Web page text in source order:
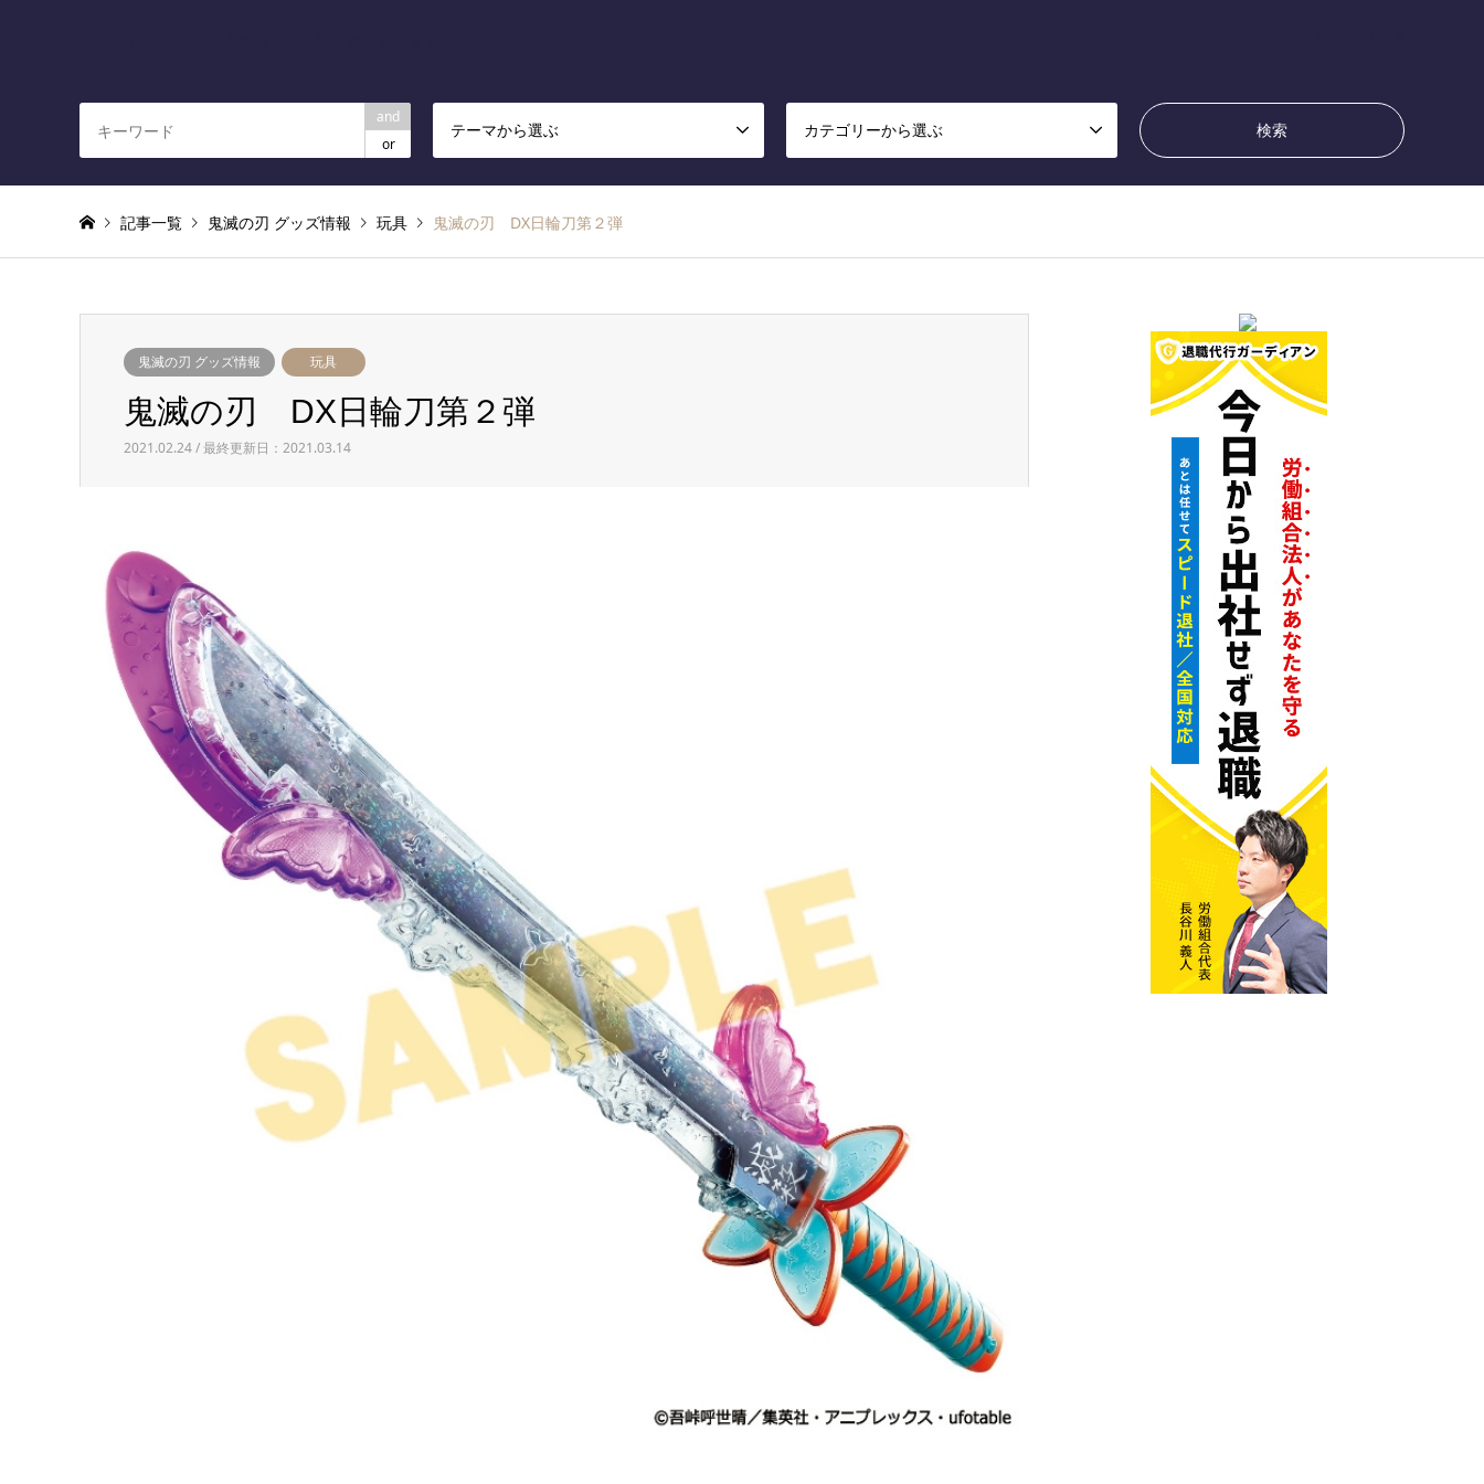
and
or
テーマから選ぶ カテゴリーから選ぶ
記事一覧 鬼滅の刃 グッズ情報 玩具 鬼滅の刃 DX日輪刀第２弾
鬼滅の刃 グッズ情報 玩具
鬼滅の刃 DX日輪刀第２弾
2021.02.24 / 最終更新日：2021.03.14